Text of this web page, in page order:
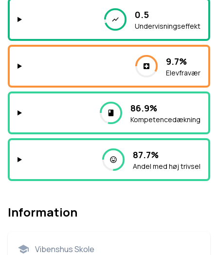
0.5
Undervisningseffekt
9.7%
Elevfravær
86.9%
Kompetencedækning
87.7%
Andel med høj trivsel
Information
Vibenshus Skole